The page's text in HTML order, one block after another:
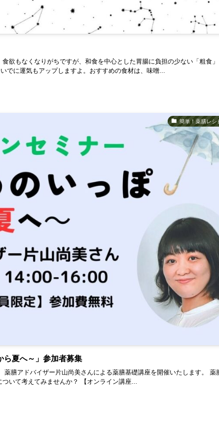
欲もなくなりがちですが、和食を中心とした胃腸に負担の少ない「粗食
でに運気もアップしますよ。おすすめの食材は、味噌...
簡単！薬膳レシ
夏へ～」参加者募集
膳アドバイザー片山尚美さんによる薬膳基礎講座を開催いたします。 薬
いて考えてみませんか？ 【オンライン講座...